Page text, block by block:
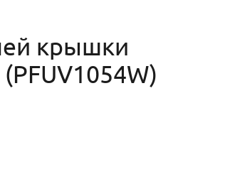
крышки